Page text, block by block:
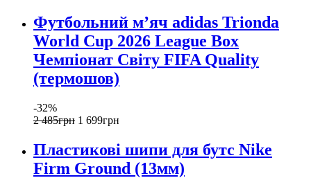
Футбольний м’яч adidas Trionda
World Cup 2026 League Box
Чемпіонат Світу FIFA Quality
(термошов)
-32%
2 485грн 1 699грн
Пластикові шипи для бутс Nike
Firm Ground (13мм)